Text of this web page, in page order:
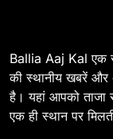
7
Ballia Aaj Kal एक
की स्थानीय खबरें और
है। यहां आपको ताजा
एक ही स्थान पर